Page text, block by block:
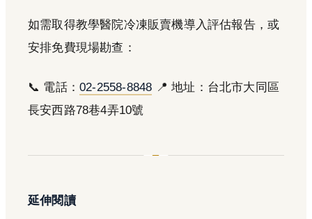
如需取得教學醫院冷凍販賣機導入評估報告，或
安排免費現場勘查：
📞 電話：02-2558-8848 📍 地址：台北市大同區
長安西路78巷4弄10號
延伸閱讀